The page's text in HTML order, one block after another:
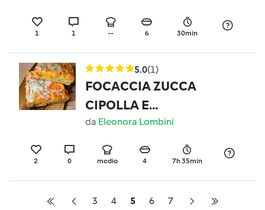
1 1 -- 6 30min
5.0(1)
FOCACCIA ZUCCA
CIPOLLA E
GONGORZOLA
da Eleonora Lombini
2 0 medio 4 7h 35min
3 4 5 6 7